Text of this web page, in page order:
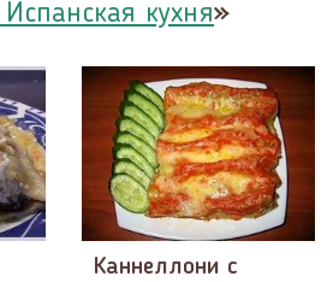
кухня»
Каннеллони с